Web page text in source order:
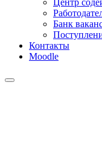
Центр
Банк
Контакты
Moodle